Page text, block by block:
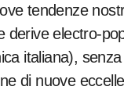
tendenze
derive electro-
italiana),
di nuove